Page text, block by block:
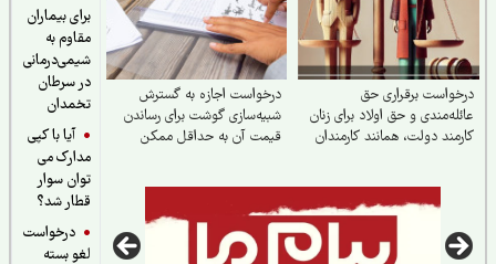
برای بیماران
مقاوم به
شیمی‌درمانی
در سرطان
تخمدان
آیا با کپی
مدارک می
توان سوار
قطار شد؟
درخواست
لغو بسته
برقراری حق
و حق اولاد برای زنان
دولت، همانند کارمندان
درخواست اجازه به گسترش
شبیه‌سازی گوشت برای رساندن
قیمت آن به حداقل ممکن